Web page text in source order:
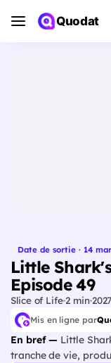
Quodat
Date de sortie · 14
Little
Episode 49
Slice of Life 2 min
Mis en ligne par
En bref — Little
tranche de vie,